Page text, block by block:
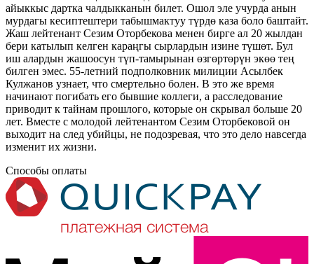
айыккыс дартка чалдыкканын билет. Ошол эле учурда анын
мурдагы кесиптештери табышмактуу түрдө каза боло баштайт.
Жаш лейтенант Сезим Оторбекова менен бирге ал 20 жылдан
бери катылып келген караңгы сырлардын изине түшөт. Бул
иш алардын жашоосун түп-тамырынан өзгөртөрүн экөө тең
билген эмес. 55-летний подполковник милиции Асылбек
Кулжанов узнает, что смертельно болен. В это же время
начинают погибать его бывшие коллеги, а расследование
приводит к тайнам прошлого, которые он скрывал больше 20
лет. Вместе с молодой лейтенантом Сезим Оторбековой он
выходит на след убийцы, не подозревая, что это дело навсегда
изменит их жизни.
Способы оплаты